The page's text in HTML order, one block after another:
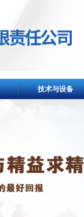
技术与设备